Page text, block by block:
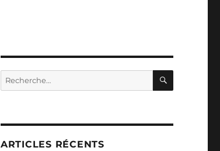
Recherche
pour :
ARTICLES RÉCENTS